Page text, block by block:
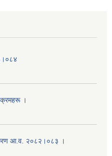
।
आ.व. २०८२।०८३ ।